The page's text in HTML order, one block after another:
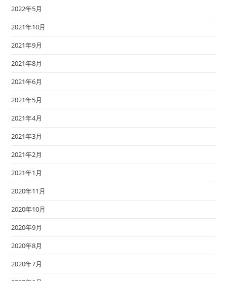
2022年5月
2021年10月
2021年9月
2021年8月
2021年6月
2021年5月
2021年4月
2021年3月
2021年2月
2021年1月
2020年11月
2020年10月
2020年9月
2020年8月
2020年7月